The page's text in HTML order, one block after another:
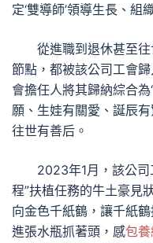
定‘雙導師’領導生長、
從進職到退休甚至
節點，都被該公司工會
會擔任人將其歸納綜合
願、生娃有關愛、誕辰
往世有善后。
2023年1月，該公
程”扶植任務的牛土豪見
向金色千紙鶴，讓千紙
進張水瓶抓著頭，感包養